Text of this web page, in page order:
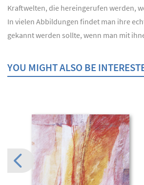
Kraftwelten, die hereingerufen werden,
In vielen Abbildungen findet man ihre
gekannt werden sollte, wenn man mit
YOU MIGHT ALSO BE